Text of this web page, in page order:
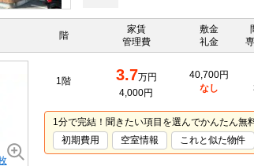
階
家賃
管理費
敷金
礼金
1階 3.7万円
4,000円
40,700円
なし
1分で完結！聞きたい項目を選んでかんたん無
初期費用
空室情報 これと似た物件